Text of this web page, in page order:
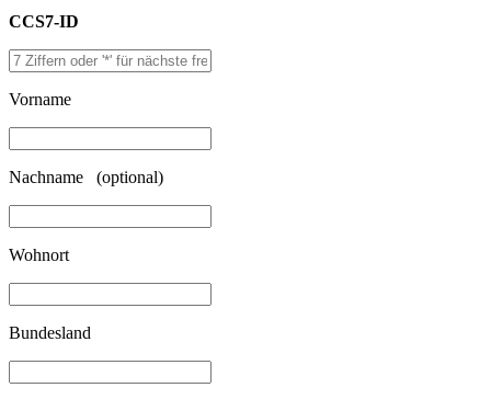
CCS7-ID
Vorname
Nachname (optional)
Wohnort
Bundesland